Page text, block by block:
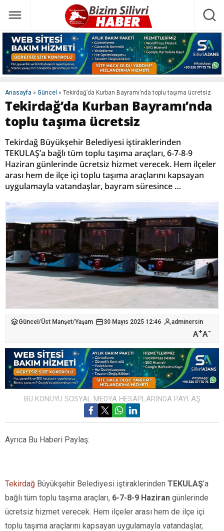
Anasayfa » Güncel » Tekirdağ’da Kurban Bayramı’nda toplu taşıma ücretsiz
Tekirdağ’da Kurban Bayramı’nda
toplu taşıma ücretsiz
Tekirdağ Büyükşehir Belediyesi iştiraklerinden
TEKULAŞ’a bağlı tüm toplu taşıma araçları, 6-7-8-9
Haziran günlerinde ücretsiz hizmet verecek. Hem ilçeler
arası hem de ilçe içi toplu taşıma araçlarını kapsayan
uygulamayla vatandaşlar, bayram süresince …
Güncel /Üst Manşet/Yaşam 30 Mayıs 2025 12:46 adminersin
A+A-
BU KONUYU SOSYAL MEDYA HESAPLARINDA PAYLAŞ
Ayrıca Bu Haberi Paylaş:
Tekirdağ Büyükşehir Belediyesi iştiraklerinden TEKULAŞ’a
bağlı tüm toplu taşıma araçları, 6-7-8-9 Haziran günlerinde
ücretsiz hizmet verecek. Hem ilçeler arası hem de ilçe içi
toplu taşıma araçlarını kapsayan uygulamayla vatandaşlar,